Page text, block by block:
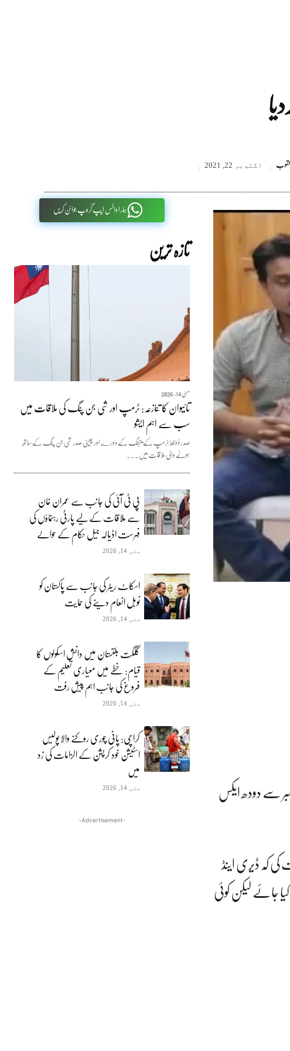
اکتوبر 22, 2021
ہمارا واٹس اپپ گروپ جوائن کریں
تازہ ترین
مئی 14, 2026
تائیوان کا تنازعہ: ٹرمپ اور شی جن پنگ کی ملاقات میں
سب سے اہم ایشو
صدر ڈونلڈ ٹرمپ کے بیجنگ کے دورے اور چینی صدر شی جن پنگ کے ساتھ
ہونے والی ملاقات میں...
پی ٹی آئی کی جانب سے عمران خان
سے ملاقات کے لیے پارٹی رہنماؤں کی
فہرست اڈیالہ جیل حکام کے حوالے
مئی 14, 2026
اسکاٹ ریٹر کی جانب سے پاکستان کو
نوبل انعام دینے کی حمایت
مئی 14, 2026
گلگت بلتستان میں دانش اسکولوں کا
قیام: خطے میں معیاری تعلیم کے
فروغ کی جانب اہم پیش رفت
مئی 14, 2026
کراچی: پانی چوری روکنے والا پولیس
اسٹیشن خود کرپشن کے الزامات کی زد
میں
مئی 14, 2026
-Advertisement-
سے دودھ ایکس
کہ ڈیری اینڈ
جائے لیکن کوئی